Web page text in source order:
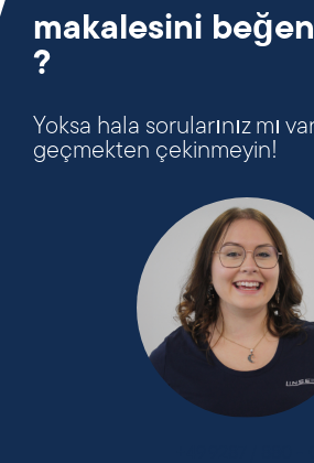
makalesini
?
Yoksa hala sorularınız mı
geçmekten çekinmeyin!